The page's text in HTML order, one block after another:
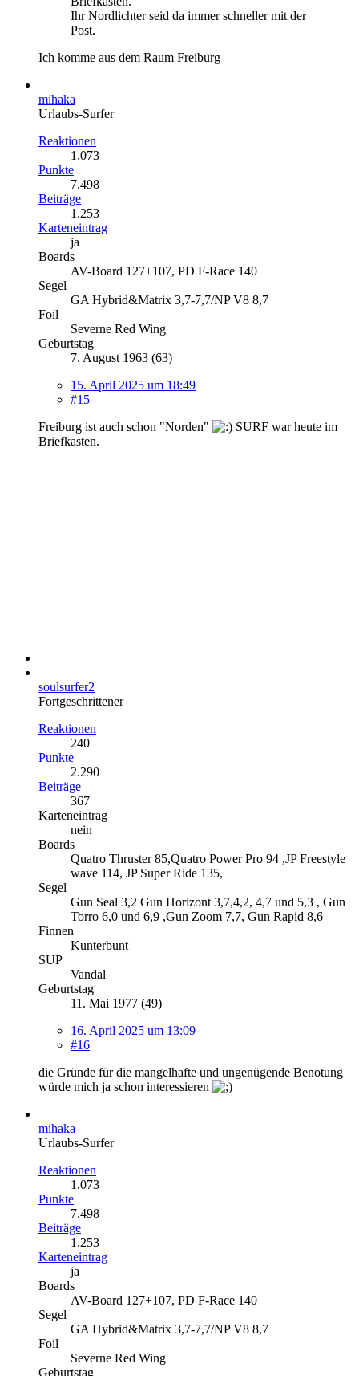
Ihr Nordlichter seid da immer schneller mit der
Post.
Ich komme aus dem Raum Freiburg
mihaka
Urlaubs-Surfer
Reaktionen
1.073
Punkte
7.498
Beiträge
1.253
Karteneintrag
ja
Boards
AV-Board 127+107, PD F-Race 140
Segel
GA Hybrid&Matrix 3,7-7,7/NP V8 8,7
Foil
Severne Red Wing
Geburtstag
7. August 1963 (63)
15. April 2025 um 18:49
#15
Freiburg ist auch schon "Norden"
SURF war heute im
Briefkasten.
soulsurfer2
Fortgeschrittener
Reaktionen
240
Punkte
2.290
Beiträge
367
Karteneintrag
nein
Boards
Quatro Thruster 85,Quatro Power Pro 94 ,JP Freestyle
wave 114, JP Super Ride 135,
Segel
Gun Seal 3,2 Gun Horizont 3,7,4,2, 4,7 und 5,3 , Gun
Torro 6,0 und 6,9 ,Gun Zoom 7,7, Gun Rapid 8,6
Finnen
Kunterbunt
SUP
Vandal
Geburtstag
11. Mai 1977 (49)
16. April 2025 um 13:09
#16
die Gründe für die mangelhafte und ungenügende Benotung
würde mich ja schon interessieren
mihaka
Urlaubs-Surfer
Reaktionen
1.073
Punkte
7.498
Beiträge
1.253
Karteneintrag
ja
Boards
AV-Board 127+107, PD F-Race 140
Segel
GA Hybrid&Matrix 3,7-7,7/NP V8 8,7
Foil
Severne Red Wing
Geburtstag